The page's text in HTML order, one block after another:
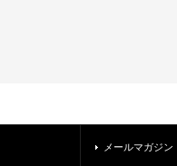
メールマガジン